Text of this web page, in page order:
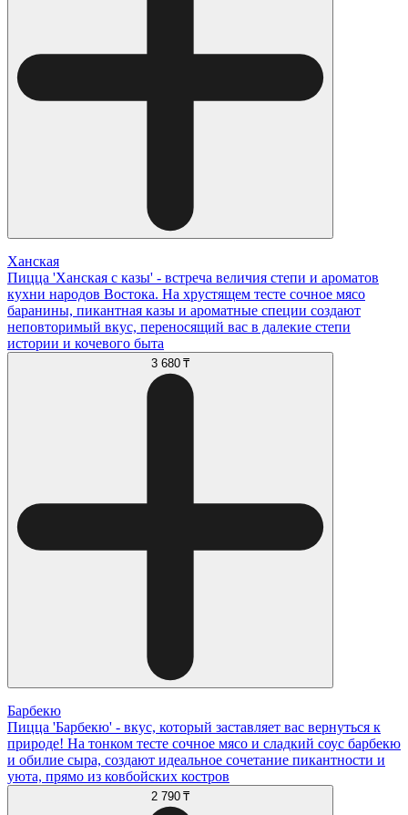
Ханская
Пицца 'Ханская с казы' - встреча величия степи и ароматов
кухни народов Востока. На хрустящем тесте сочное мясо
баранины, пикантная казы и ароматные специи создают
неповторимый вкус, переносящий вас в далекие степи
истории и кочевого быта
3 680 ₸
Барбекю
Пицца 'Барбекю' - вкус, который заставляет вас вернуться к
природе! На тонком тесте сочное мясо и сладкий соус барбекю
и обилие сыра, создают идеальное сочетание пикантности и
уюта, прямо из ковбойских костров
2 790 ₸